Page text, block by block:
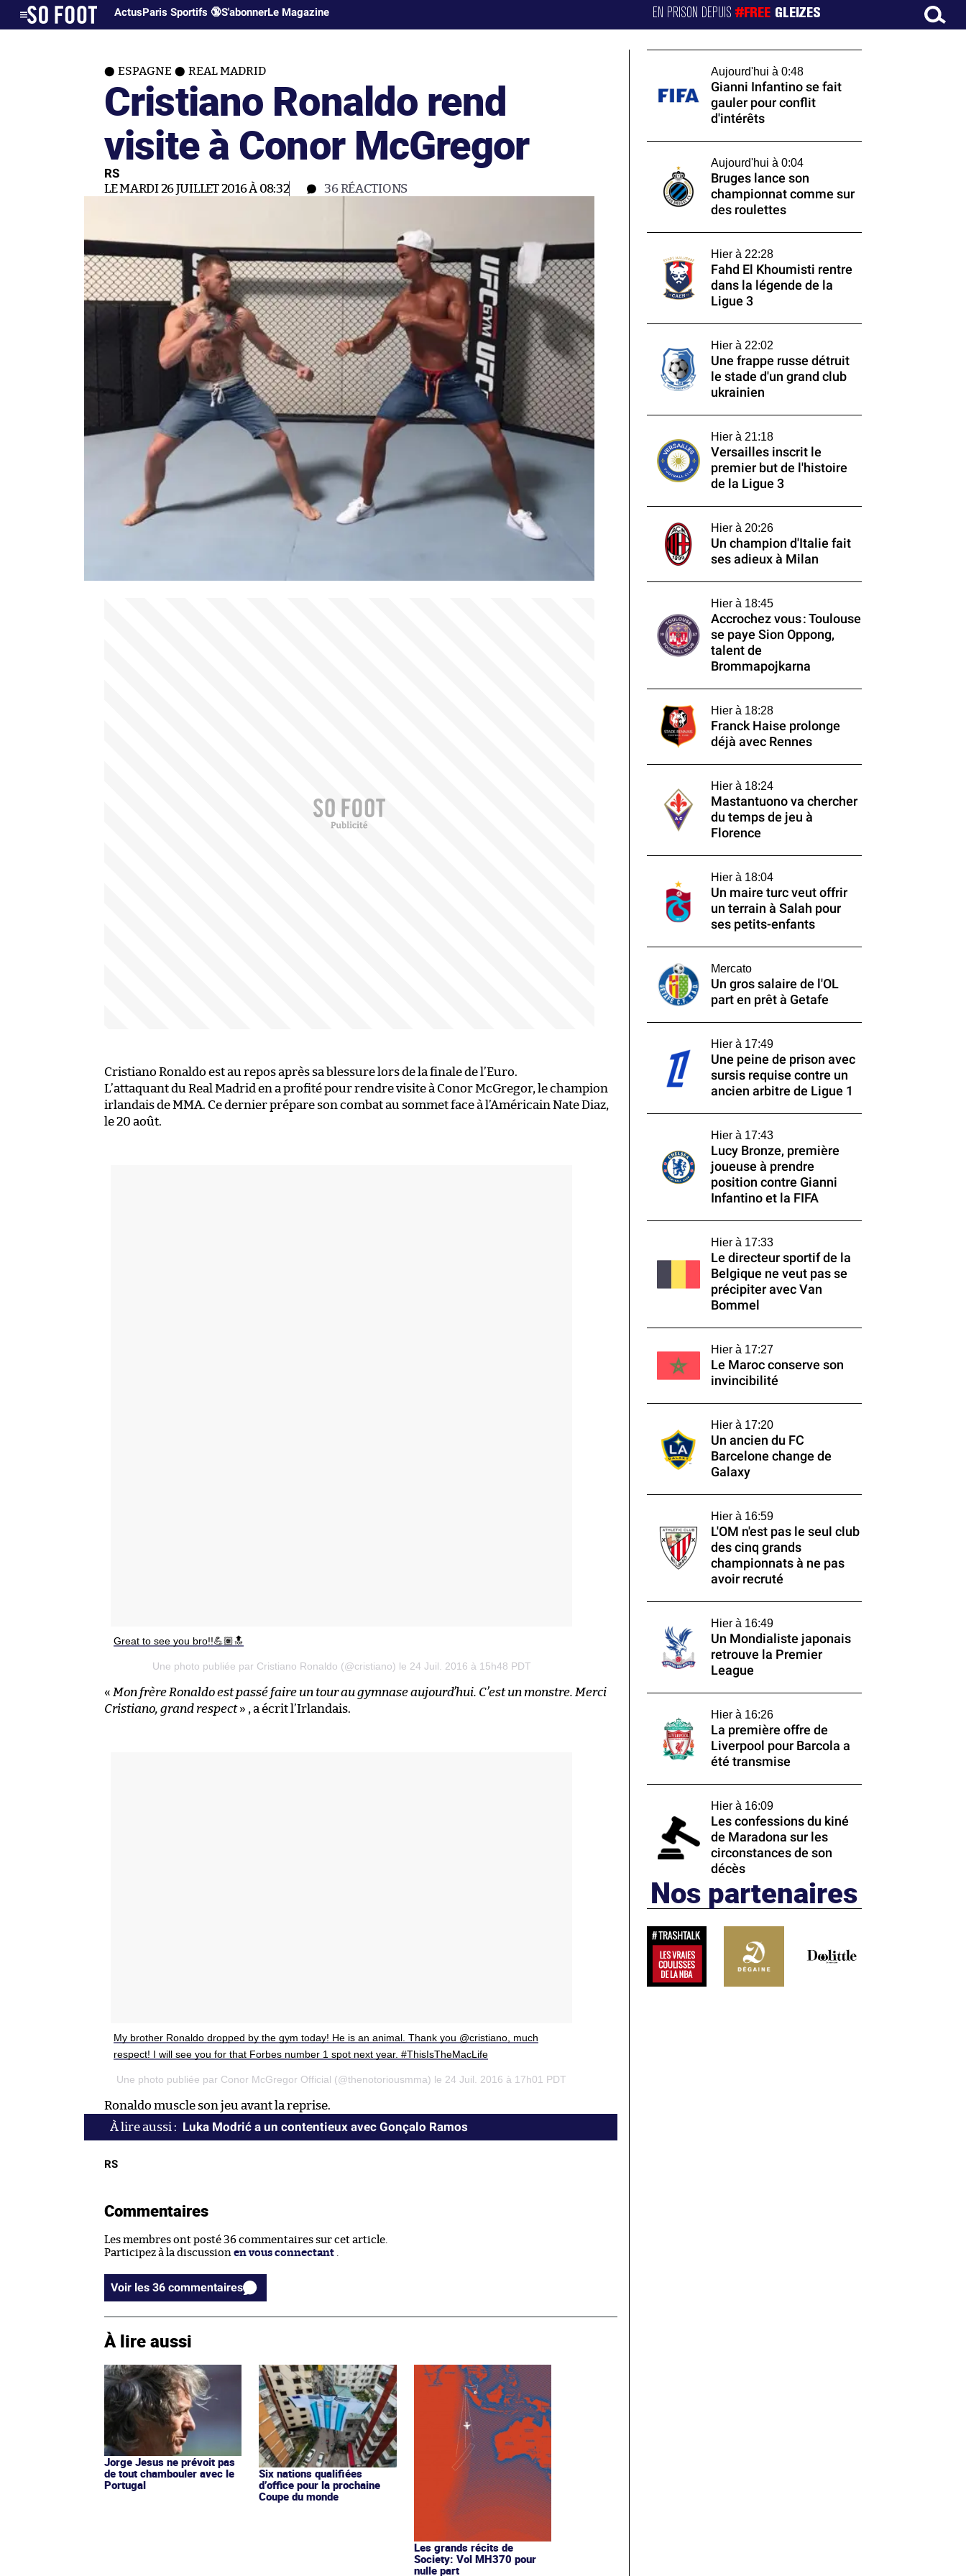
ActusParis Sportifs 🔞S'abonnerLe Magazine EN PRISON DEPUIS#FREE GLEIZES
ESPAGNE REAL MADRID
Cristiano Ronaldo rend
visite à Conor McGregor
RS
LE MARDI 26 JUILLET 2016 À 08:32 36RÉACTIONS
Cristiano Ronaldo est au repos après sa blessure lors de la finale de l’Euro.
L’attaquant du Real Madrid en a profité pour rendre visite à Conor McGregor, le champion
irlandais de MMA. Ce dernier prépare son combat au sommet face à l’Américain Nate Diaz,
le 20 août.
Great to see you bro!!💪🏽🔝
Une photo publiée par Cristiano Ronaldo (@cristiano) le 24 Juil. 2016 à 15h48 PDT
« Mon frère Ronaldo est passé faire un tour au gymnase aujourd’hui. C’est un monstre. Merci
Cristiano, grand respect» , a écrit l’Irlandais.
My brother Ronaldo dropped by the gym today! He is an animal. Thank you @cristiano, much
respect! I will see you for that Forbes number 1 spot next year. #ThisIsTheMacLife
Une photo publiée par Conor McGregor Official (@thenotoriousmma) le 24 Juil. 2016 à 17h01 PDT
Ronaldo muscle son jeu avant la reprise.
Luka Modrić a un contentieux avec Gonçalo Ramos
RS
Commentaires
Les membres ont posté 36 commentaires sur cet article.
Participez à la discussion en vous connectant
Voir les 36 commentaires
À lire aussi
Jorge Jesus ne prévoit pas
de tout chambouler avec le
Portugal
Six nations qualifiées
d’office pour la prochaine
Coupe du monde
Les grands récits de
Society: Vol MH370 pour
nulle part
Aujourd'hui à 0:48
Gianni Infantino se fait
gauler pour conflit
d'intérêts
Aujourd'hui à 0:04
Bruges lance son
championnat comme sur
des roulettes
Hier à 22:28
Fahd El Khoumisti rentre
dans la légende de la
Ligue 3
Hier à 22:02
Une frappe russe détruit
le stade d'un grand club
ukrainien
Hier à 21:18
Versailles inscrit le
premier but de l'histoire
de la Ligue 3
Hier à 20:26
Un champion d'Italie fait
ses adieux à Milan
Hier à 18:45
Accrochez vous : Toulouse
se paye Sion Oppong,
talent de
Brommapojkarna
Hier à 18:28
Franck Haise prolonge
déjà avec Rennes
Hier à 18:24
Mastantuono va chercher
du temps de jeu à
Florence
Hier à 18:04
Un maire turc veut offrir
un terrain à Salah pour
ses petits-enfants
Mercato
Un gros salaire de l'OL
part en prêt à Getafe
Hier à 17:49
Une peine de prison avec
sursis requise contre un
ancien arbitre de Ligue 1
Hier à 17:43
Lucy Bronze, première
joueuse à prendre
position contre Gianni
Infantino et la FIFA
Hier à 17:33
Le directeur sportif de la
Belgique ne veut pas se
précipiter avec Van
Bommel
Hier à 17:27
Le Maroc conserve son
invincibilité
Hier à 17:20
Un ancien du FC
Barcelone change de
Galaxy
Hier à 16:59
L'OM n'est pas le seul club
des cinq grands
championnats à ne pas
avoir recruté
Hier à 16:49
Un Mondialiste japonais
retrouve la Premier
League
Hier à 16:26
La première offre de
Liverpool pour Barcola a
été transmise
Hier à 16:09
Les confessions du kiné
de Maradona sur les
circonstances de son
décès
Nos partenaires